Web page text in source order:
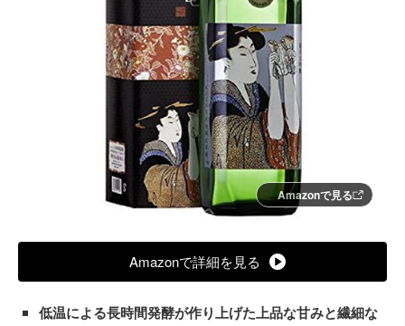
Amazonで見る
Amazonで詳細を見る
低温による長時間発酵が作り上げた上品な甘みと繊細な